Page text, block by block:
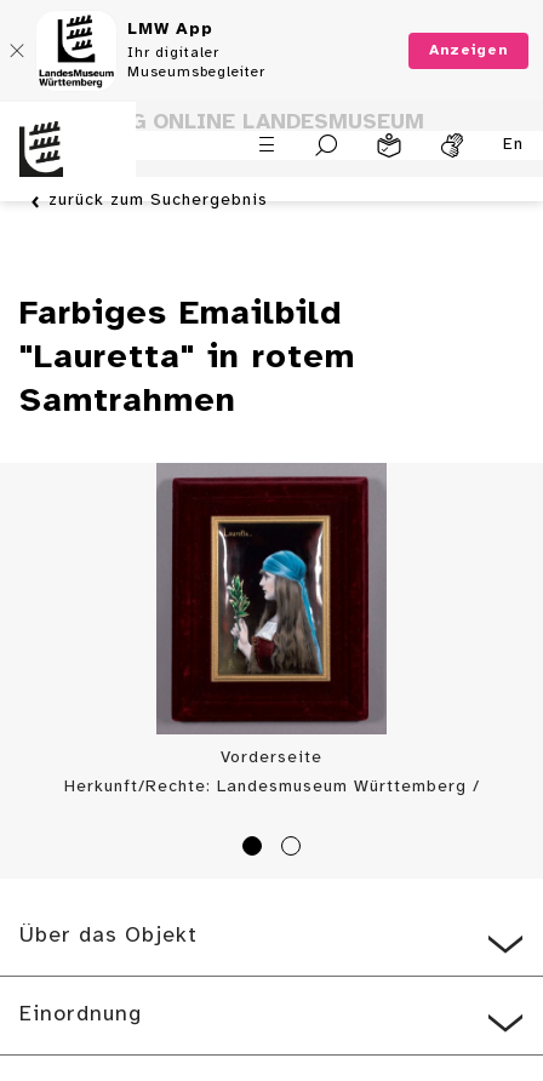
LMW App
Ihr digitaler
Museumsbegleiter
Anzeigen
En
SAMMLUNG ONLINE LANDESMUSEUM
WÜRTTEMBERG
zurück zum Suchergebnis
Farbiges Emailbild
"Lauretta" in rotem
Samtrahmen
Vorderseite
Herkunft/Rechte: Landesmuseum Württemberg /
Über das Objekt
Einordnung